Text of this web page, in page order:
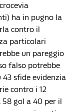
ha in pugno la
contro il
particolari
un pareggio
falso potrebbe
sfide evidenzia
contro i 12
58 gol a 40 per il